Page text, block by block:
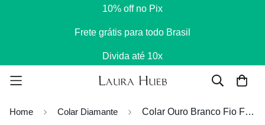
10% off no Pix
Frete grátis para todo Brasil
Divida até 10x
Home Colar Diamante Colar Ouro Branco Fio Faca com Esmeralda Colombiana e Diamantes de 4 Pontos